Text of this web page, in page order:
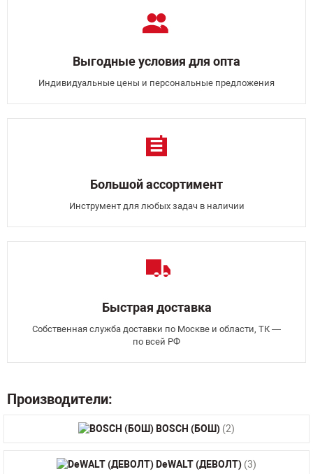
Выгодные условия для опта
Индивидуальные цены и персональные предложения
Большой ассортимент
Инструмент для любых задач в наличии
Быстрая доставка
Собственная служба доставки по Москве и области, ТК —
по всей РФ
Производители:
BOSCH (БОШ) (2)
DeWALT (ДЕВОЛТ) (3)